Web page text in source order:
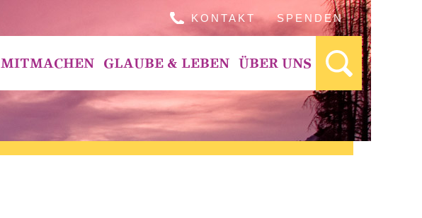
KONTAKT SPENDEN
MITMACHEN GLAUBE & LEBEN ÜBER UNS